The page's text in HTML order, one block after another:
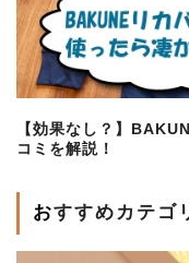
【効果なし？】
コミを解説！
おすすめカテゴ